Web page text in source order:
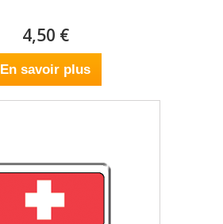
4,50 €
En savoir plus